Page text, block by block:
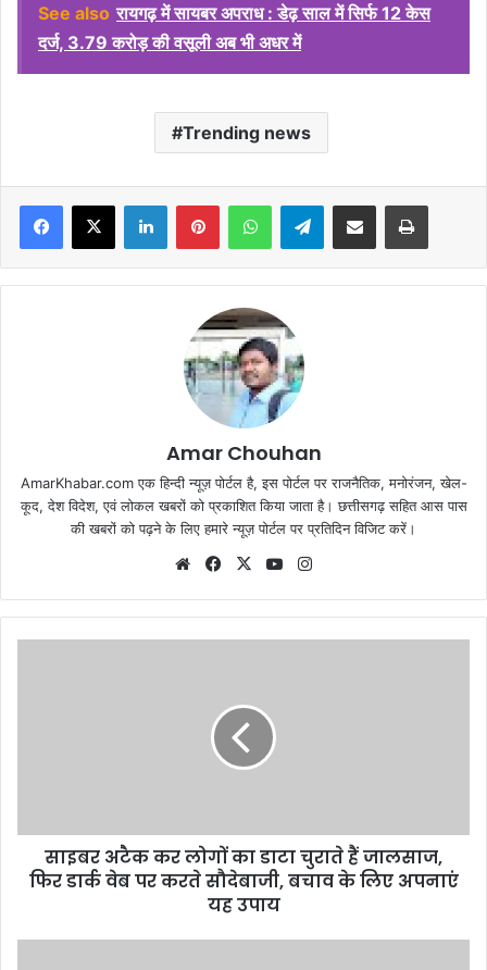
See also रायगढ़ में सायबर अपराध : डेढ़ साल में सिर्फ 12 केस
दर्ज, 3.79 करोड़ की वसूली अब भी अधर में
Trending news
Facebook
X LinkedInPinterestWhatsAppTelegramShare via Email Print
Amar Chouhan
AmarKhabar.com एक हिन्दी न्यूज़ पोर्टल है, इस पोर्टल पर राजनैतिक, मनोरंजन, खेल-
कूद, देश विदेश, एवं लोकल खबरों को प्रकाशित किया जाता है। छत्तीसगढ़ सहित आस पास
की खबरों को पढ़ने के लिए हमारे न्यूज़ पोर्टल पर प्रतिदिन विजिट करें।
WebsiteFacebook
X YouTube
साइबर अटैक कर लोगों का डाटा चुराते हैं जालसाज,
फिर डार्क वेब पर करते सौदेबाजी, बचाव के लिए अपनाएं
यह उपाय